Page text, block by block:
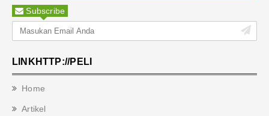
Subscribe
LINKHTTP://PELI
Home
Artikel